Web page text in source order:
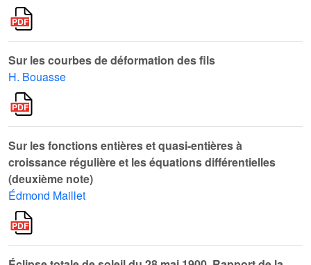
Sur les courbes de déformation des fils
H. Bouasse
Sur les fonctions entières et quasi-entières à
croissance régulière et les équations différentielles
(deuxième note)
Édmond Maillet